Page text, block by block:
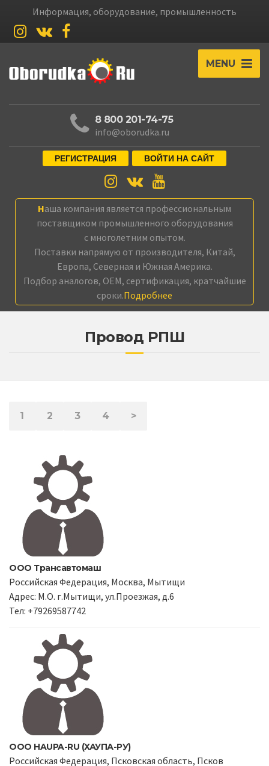
Информация, оборудование, промышленность
MENU
8 800 201-74-75
info@oborudka.ru
РЕГИСТРАЦИЯ ВОЙТИ НА САЙТ
Наша компания является профессиональным
поставщиком промышленного оборудования
с многолетним опытом.
Поставки напрямую от производителя, Китай,
Европа, Северная и Южная Америка.
Подбор аналогов, OEM, сертификация, кратчайшие
сроки.Подробнее
Провод РПШ
1 2 3 4 >
ООО Трансавтомаш
Российская Федерация, Москва, Мытищи
Адрес: М.О. г.Мытищи, ул.Проезжая, д.6
Тел: +79269587742
ООО HAUPA-RU (ХАУПА-РУ)
Российская Федерация, Псковская область, Псков